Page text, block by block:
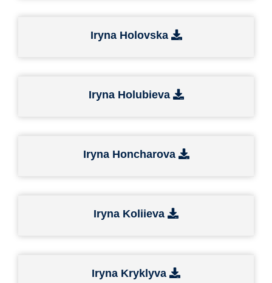
Iryna Holovska
Iryna Holubieva
Iryna Honcharova
Iryna Koliieva
Iryna Kryklyva